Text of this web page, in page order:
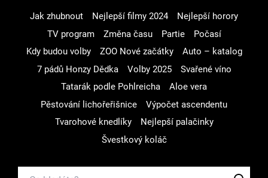
Jak zhubnout Nejlepší filmy 2024
Nejlepší horory
TV program
Změna času Partie
Počasí
Kdy budou volby
ZOO Nové začátky
Auto – katalog
7 pádů Honzy Dědka
Volby 2025
Svařené víno
Tatarák podle Pohlreicha
Aloe vera
Pěstování lichořeřišnice
Výpočet ascendentu
Tvarohové knedlíky
Nejlepší palačinky
Švestkový koláč